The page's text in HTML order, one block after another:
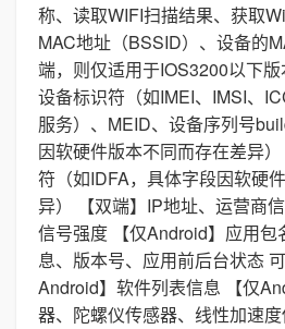
称、读取WIFI扫描结果、获取
MAC地址（BSSID）、设备的
端，则仅适用于IOS3200以下版
设备标识符（如IMEI、IMSI、
服务）、MEID、设备序列号
因软硬件版本不同而存在差异
符（如IDFA，具体字段因软硬
异） 【双端】IP地址、运营商
信号强度 【仅Android】应用
息、版本号、应用前后台状态
Android】软件列表信息 【仅
器、陀螺仪传感器、线性加速